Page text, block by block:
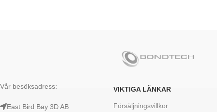
Vår besöksadress:
East Bird Bay 3D AB
VIKTIGA LÄNKAR
Försäljningsvillkor